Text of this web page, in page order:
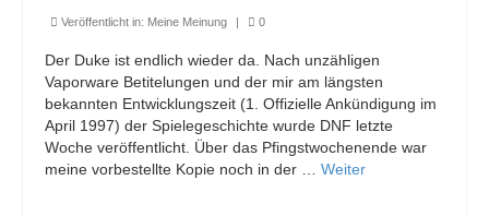
Veröffentlicht in: Meine Meinung | 0
Der Duke ist endlich wieder da. Nach unzähligen
Vaporware Betitelungen und der mir am längsten
bekannten Entwicklungszeit (1. Offizielle Ankündigung im
April 1997) der Spielegeschichte wurde DNF letzte
Woche veröffentlicht. Über das Pfingstwochenende war
meine vorbestellte Kopie noch in der … Weiter